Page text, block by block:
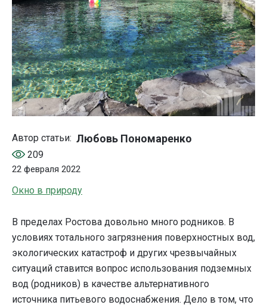
Автор статьи: Любовь Пономаренко
209
22 февраля 2022
Окно в природу
В пределах Ростова довольно много родников. В
условиях тотального загрязнения поверхностных вод,
экологических катастроф и других чрезвычайных
ситуаций ставится вопрос использования подземных
вод (родников) в качестве альтернативного
источника питьевого водоснабжения. Дело в том, что